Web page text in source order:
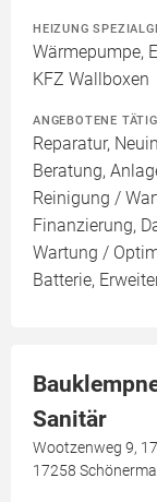
HEIZUNG
Wärmepumpe,
KFZ Wallboxen
ANGEBOTENE
Reparatur,
Beratung,
Reinigung /
Finanzierung,
Wartung /
Batterie,
Sanitär
Wootzenweg 9,
17258